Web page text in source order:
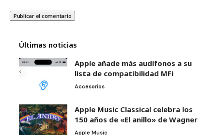
Últimas noticias
Apple añade más audífonos a su
lista de compatibilidad MFi
Accesorios
Apple Music Classical celebra los
150 años de «El anillo» de Wagner
Apple Music